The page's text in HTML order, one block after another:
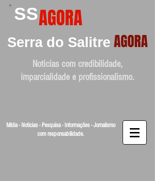
SSAGORA
Serra do Salitre AGORA
Noticias com credibilidade,
imparcialidade e profissionalismo.
Mídia - Noticias - Pesquisa - Informações - Jornalismo
com responsabilidade.